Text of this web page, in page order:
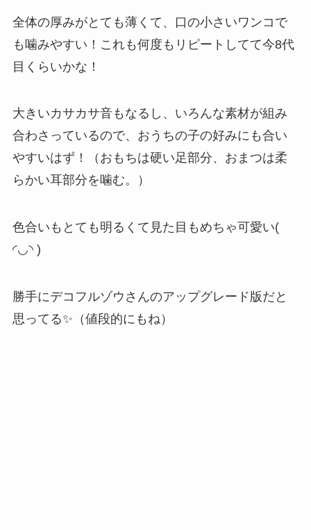
全体の厚みがとても薄くて、口の小さいワンコで
も噛みやすい！これも何度もリピートしてて今8代
目くらいかな！
大きいカサカサ音もなるし、いろんな素材が組み
合わさっているので、おうちの子の好みにも合い
やすいはず！（おもちは硬い足部分、おまつは柔
らかい耳部分を噛む。）
色合いもとても明るくて見た目もめちゃ可愛い(
◜︎◡︎◝︎ )
勝手にデコフルゾウさんのアップグレード版だと
思ってる✨（値段的にもね）